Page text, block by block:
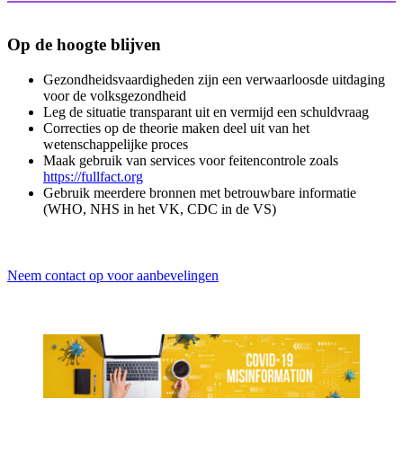
Op de hoogte blijven
Gezondheidsvaardigheden zijn een verwaarloosde uitdaging
voor de volksgezondheid
Leg de situatie transparant uit en vermijd een schuldvraag
Correcties op de theorie maken deel uit van het
wetenschappelijke proces
Maak gebruik van services voor feitencontrole zoals
https://fullfact.org
Gebruik meerdere bronnen met betrouwbare informatie
(WHO, NHS in het VK, CDC in de VS)
Neem contact op voor aanbevelingen